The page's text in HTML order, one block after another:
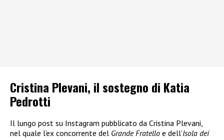
Cristina Plevani, il sostegno di Katia
Pedrotti
Il lungo post su Instagram pubblicato da Cristina Plevani,
nel quale l’ex concorrente del Grande Fratello e dell’Isola dei